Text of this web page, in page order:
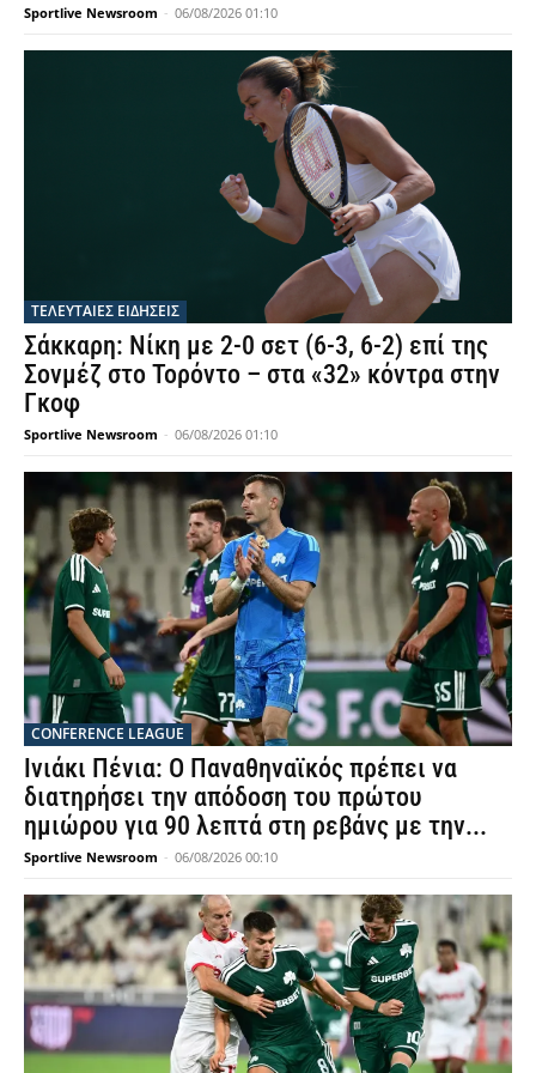
Sportlive Newsroom - 06/08/2026 01:10
ΤΕΛΕΥΤΑΙΕΣ ΕΙΔΗΣΕΙΣ
Σάκκαρη: Νίκη με 2-0 σετ (6-3, 6-2) επί της
Σονμέζ στο Τορόντο – στα «32» κόντρα στην
Γκοφ
Sportlive Newsroom - 06/08/2026 01:10
CONFERENCE LEAGUE
Ινιάκι Πένια: Ο Παναθηναϊκός πρέπει να
διατηρήσει την απόδοση του πρώτου
ημιώρου για 90 λεπτά στη ρεβάνς με την...
Sportlive Newsroom - 06/08/2026 00:10